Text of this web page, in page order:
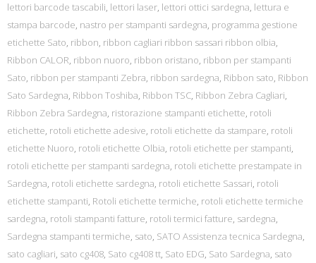
lettori barcode tascabili, lettori laser, lettori ottici sardegna, lettura e
stampa barcode, nastro per stampanti sardegna, programma gestione
etichette Sato, ribbon, ribbon cagliari ribbon sassari ribbon olbia,
Ribbon CALOR, ribbon nuoro, ribbon oristano, ribbon per stampanti
Sato, ribbon per stampanti Zebra, ribbon sardegna, Ribbon sato, Ribbon
Sato Sardegna, Ribbon Toshiba, Ribbon TSC, Ribbon Zebra Cagliari,
Ribbon Zebra Sardegna, ristorazione stampanti etichette, rotoli
etichette, rotoli etichette adesive, rotoli etichette da stampare, rotoli
etichette Nuoro, rotoli etichette Olbia, rotoli etichette per stampanti,
rotoli etichette per stampanti sardegna, rotoli etichette prestampate in
Sardegna, rotoli etichette sardegna, rotoli etichette Sassari, rotoli
etichette stampanti, Rotoli etichette termiche, rotoli etichette termiche
sardegna, rotoli stampanti fatture, rotoli termici fatture, sardegna,
Sardegna stampanti termiche, sato, SATO Assistenza tecnica Sardegna,
sato cagliari, sato cg408, Sato cg408 tt, Sato EDG, Sato Sardegna, sato